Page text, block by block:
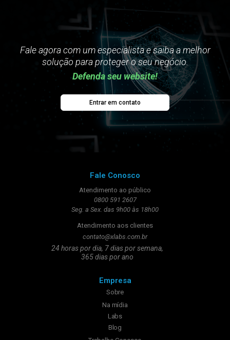
Fale agora com um especialista e saiba a melhor
solução para proteger o seu negócio.
Defenda seu website!
Entrar em contato
Fale Conosco
Atendimento ao público
0800 591 2607
Seg. a Sex. das 9h00 às 18h00
Atendimento aos clientes
contato@xlabs.com.br
24 horas por dia, 7 dias por semana,
365 dias por ano
Empresa
Sobre
Na mídia
Labs
Blog